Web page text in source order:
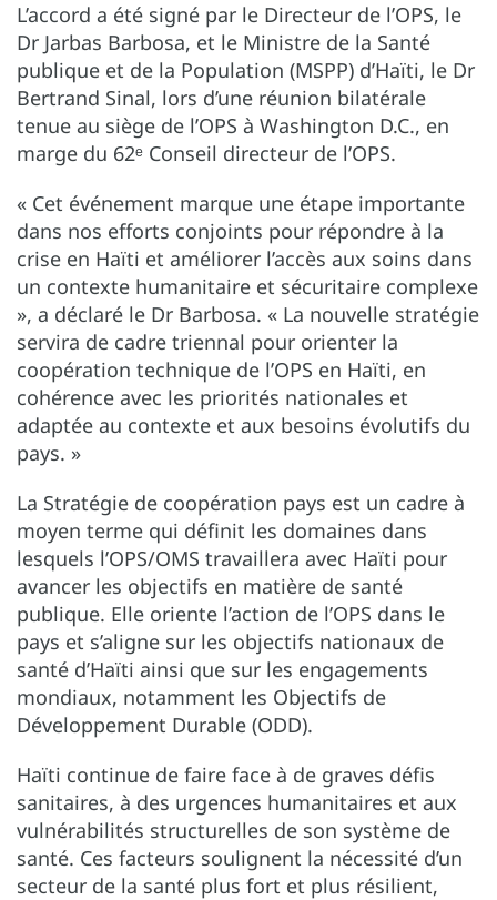
L’accord a été signé par le Directeur de l’OPS, le
Dr Jarbas Barbosa, et le Ministre de la Santé
publique et de la Population (MSPP) d’Haïti, le Dr
Bertrand Sinal, lors d’une réunion bilatérale
tenue au siège de l’OPS à Washington D.C., en
marge du 62ᵉ Conseil directeur de l’OPS.
« Cet événement marque une étape importante
dans nos efforts conjoints pour répondre à la
crise en Haïti et améliorer l’accès aux soins dans
un contexte humanitaire et sécuritaire complexe
», a déclaré le Dr Barbosa. « La nouvelle stratégie
servira de cadre triennal pour orienter la
coopération technique de l’OPS en Haïti, en
cohérence avec les priorités nationales et
adaptée au contexte et aux besoins évolutifs du
pays. »
La Stratégie de coopération pays est un cadre à
moyen terme qui définit les domaines dans
lesquels l’OPS/OMS travaillera avec Haïti pour
avancer les objectifs en matière de santé
publique. Elle oriente l’action de l’OPS dans le
pays et s’aligne sur les objectifs nationaux de
santé d’Haïti ainsi que sur les engagements
mondiaux, notamment les Objectifs de
Développement Durable (ODD).
Haïti continue de faire face à de graves défis
sanitaires, à des urgences humanitaires et aux
vulnérabilités structurelles de son système de
santé. Ces facteurs soulignent la nécessité d’un
secteur de la santé plus fort et plus résilient,